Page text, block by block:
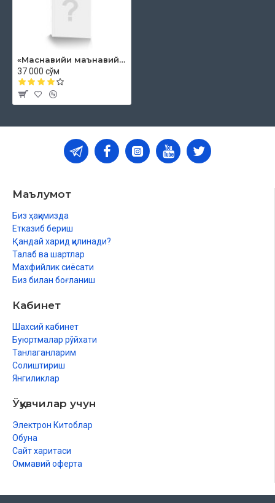
«Маснавийи маънавий» 1-китоб, 1-жуз
37 000 сўм
Маълумот
Биз ҳақимизда
Етказиб бериш
Қандай харид қилинади?
Талаб ва шартлар
Махфийлик сиёсати
Биз билан боғланиш
Кабинет
Шахсий кабинет
Буюртмалар рўйхати
Танлаганларим
Солиштириш
Янгиликлар
Ўқувчилар учун
Электрон Китоблар
Обуна
Сайт харитаси
Оммавий оферта